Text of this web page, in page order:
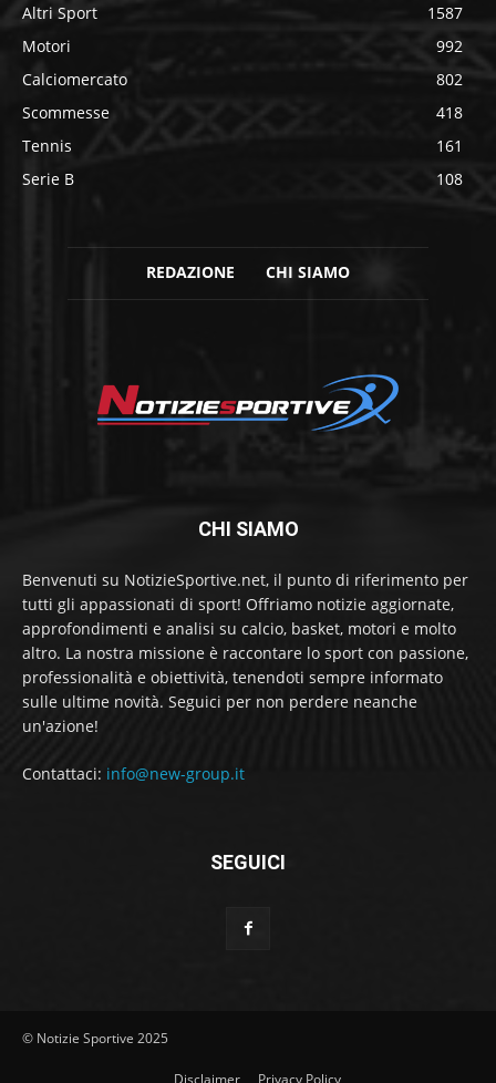
Altri Sport
1587
Motori
992
Calciomercato
802
Scommesse
418
Tennis
161
Serie B
108
REDAZIONE CHI SIAMO
CHI SIAMO
Benvenuti su NotizieSportive.net, il punto di riferimento per
tutti gli appassionati di sport! Offriamo notizie aggiornate,
approfondimenti e analisi su calcio, basket, motori e molto
altro. La nostra missione è raccontare lo sport con passione,
professionalità e obiettività, tenendoti sempre informato
sulle ultime novità. Seguici per non perdere neanche
un'azione!
Contattaci: info@new-group.it
SEGUICI
© Notizie Sportive 2025
Disclaimer Privacy Policy